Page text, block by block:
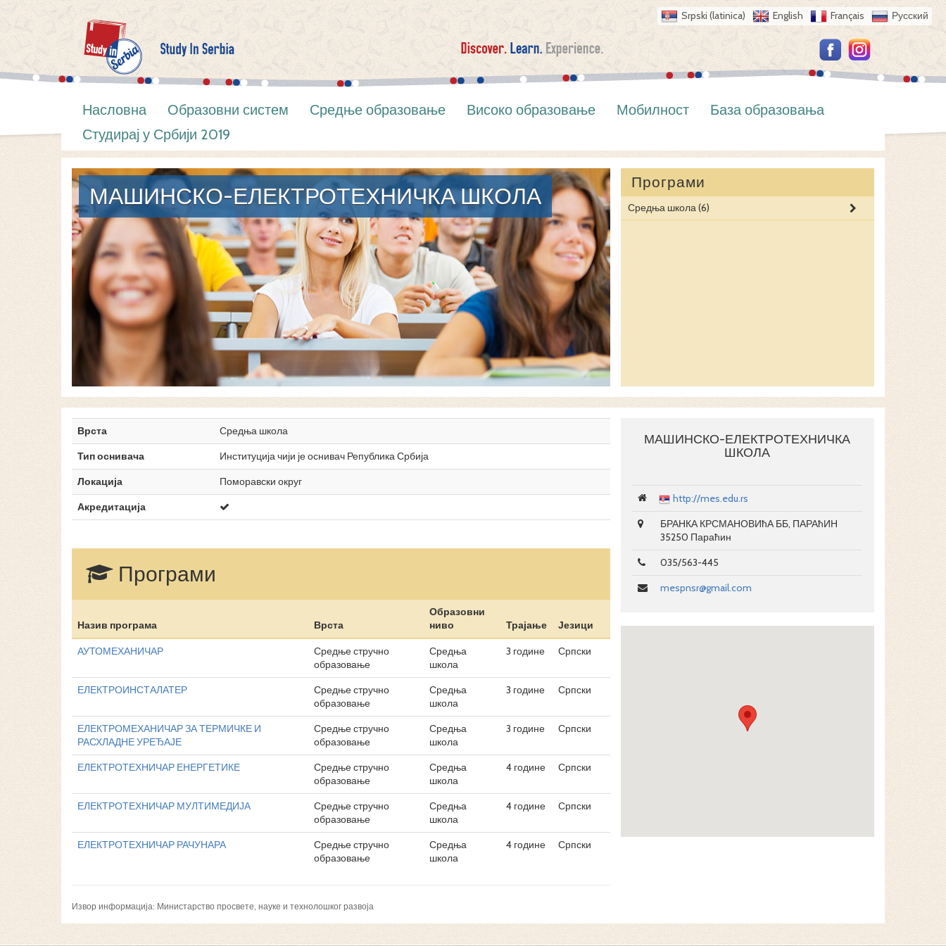
Srpski (latinica) English Français Русский
Насловна Образовни систем Средње образовање Високо образовање Мобилност
База образовања
Студирај у Србији 2019
МАШИНСКО-ЕЛЕКТРОТЕХНИЧКА ШКОЛА
Програми
Средња школа(6)
РАСХЛАДНЕ
Врста
Средња школа
Тип оснивача
Институција чији је оснивач Република Србија
Локација
Поморавски округ
Акредитација
Програми
Назив програма Врста
Образовни
ниво
Трајање Језици
АУТОМЕХАНИЧАР
Средње стручно
образовање
Средња
школа
3 године Српски
ЕЛЕКТРОИНСТАЛАТЕР
Средње стручно
образовање
Средња
школа
3 године Српски
ЕЛЕКТРОМЕХАНИЧАР ЗА ТЕРМИЧКЕ И
РАСХЛАДНЕ УРЕЂАЈЕ
Средње стручно
образовање
Средња
школа
3 године Српски
ЕЛЕКТРОТЕХНИЧАР ЕНЕРГЕТИКЕ
Средње стручно
образовање
Средња
школа
4 године Српски
ЕЛЕКТРОТЕХНИЧАР МУЛТИМЕДИЈА
Средње стручно
образовање
Средња
школа
4 године Српски
ЕЛЕКТРОТЕХНИЧАР РАЧУНАРА
Средње стручно
образовање
Средња
школа
4 године Српски
Извор информација: Министарство просвете, науке и технолошког развоја
МАШИНСКО-ЕЛЕКТРОТЕХНИЧКА
ШКОЛА
http://mes.edu.rs
БРАНКА КРСМАНОВИћА ББ, ПАРАћИН
35250 Параћин
035/563-445
mespnsr@gmail.com